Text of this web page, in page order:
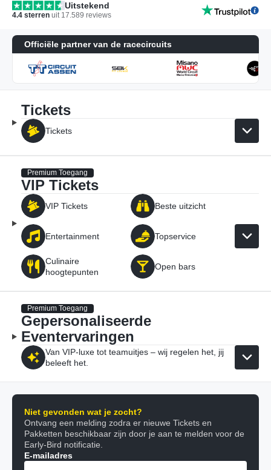
Uitstekend
4.4 sterren uit 17.589 reviews
Officiële partner van de racecircuits
Tickets
Tickets
Premium Toegang
VIP Tickets
VIP Tickets Beste uitzicht
Entertainment Topservice
Culinaire
hoogtepunten
Open bars
Premium Toegang
Gepersonaliseerde
Eventervaringen
Van VIP-luxe tot teamuitjes – wij regelen het, jij
beleeft het.
Niet gevonden wat je zocht?
Ontvang een melding zodra er nieuwe Tickets en
Pakketten beschikbaar zijn door je aan te melden voor de
Early-Bird notificatie.
E-mailadres